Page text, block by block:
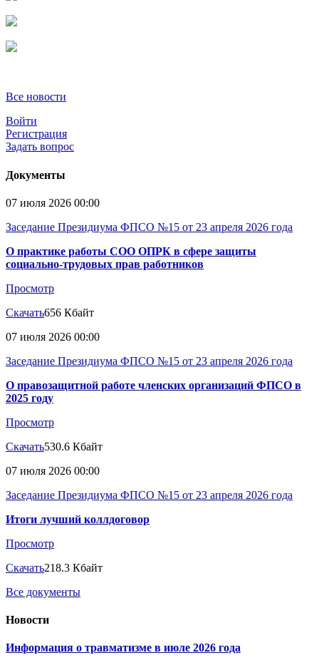
Все новости
Войти
Регистрация
Задать вопрос
Документы
07 июля 2026 00:00
Заседание Президиума ФПСО №15 от 23 апреля 2026 года
О практике работы СОО ОПРК в сфере защиты
социально-трудовых прав работников
Просмотр
Скачать656 Кбайт
07 июля 2026 00:00
Заседание Президиума ФПСО №15 от 23 апреля 2026 года
О правозащитной работе членских организаций ФПСО в
2025 году
Просмотр
Скачать530.6 Кбайт
07 июля 2026 00:00
Заседание Президиума ФПСО №15 от 23 апреля 2026 года
Итоги лучший коллдоговор
Просмотр
Скачать218.3 Кбайт
Все документы
Новости
Информация о травматизме в июле 2026 года